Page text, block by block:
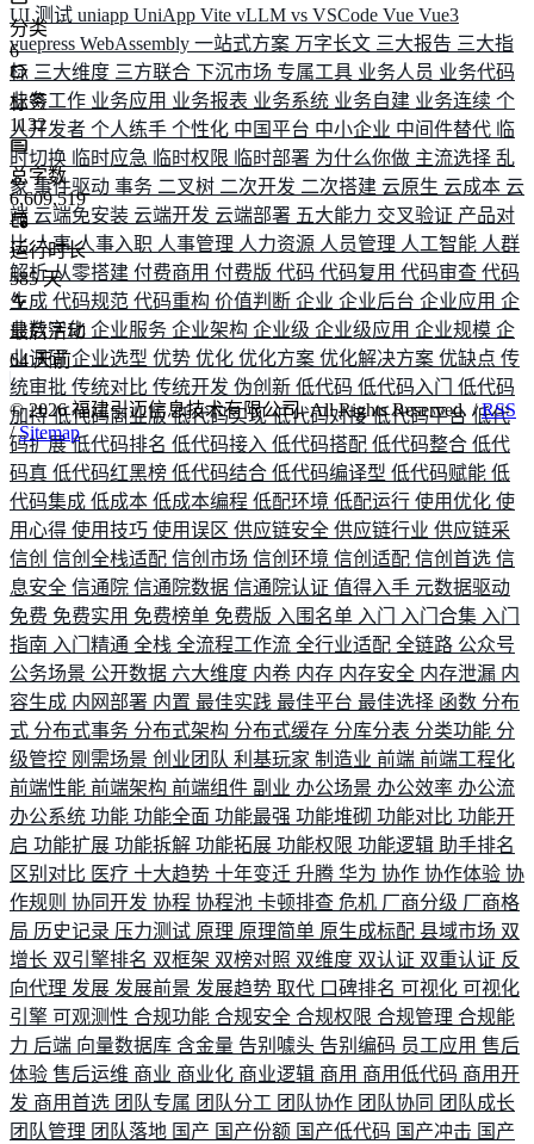
UI 测试 uniapp UniApp Vite vLLM vs VSCode Vue Vue3
vuepress WebAssembly 一站式方案 万字长文 三大报告 三大指
标 三大维度 三方联合 下沉市场 专属工具 业务人员 业务代码
业务工作 业务应用 业务报表 业务系统 业务自建 业务连续 个
人开发者 个人练手 个性化 中国平台 中小企业 中间件替代 临
时切换 临时应急 临时权限 临时部署 为什么你做 主流选择 乱
象 事件驱动 事务 二叉树 二次开发 二次搭建 云原生 云成本 云
端 云端免安装 云端开发 云端部署 五大能力 交叉验证 产品对
比人事人事入职 人事管理 人力资源 人员管理 人工智能 人群
解析从零搭建 付费商用 付费版 代码 代码复用 代码审查 代码
生成 代码规范 代码重构 价值判断 企业 企业后台 企业应用 企
业数字化 企业服务 企业架构 企业级 企业级应用 企业规模 企
业调研企业选型 优势 优化 优化方案 优化解决方案 优缺点 传
统审批 传统对比 传统开发 伪创新 低代码 低代码入门 低代码
加持低代码商业版低代码实现低代码对接低代码平台 低代
码扩展低代码排名 低代码接入 低代码搭配 低代码整合 低代
码真 低代码红黑榜 低代码结合 低代码编译型 低代码赋能 低
代码集成 低成本 低成本编程 低配环境 低配运行 使用优化 使
用心得 使用技巧 使用误区 供应链安全 供应链行业 供应链采
信创 信创全栈适配 信创市场 信创环境 信创适配 信创首选 信
息安全 信通院 信通院数据 信通院认证 值得入手 元数据驱动
免费 免费实用 免费榜单 免费版 入围名单 入门 入门合集 入门
指南 入门精通 全栈 全流程工作流 全行业适配 全链路 公众号
公务场景 公开数据 六大维度 内卷 内存 内存安全 内存泄漏 内
容生成 内网部署 内置 最佳实践 最佳平台 最佳选择 函数 分布
式 分布式事务 分布式架构 分布式缓存 分库分表 分类功能 分
级管控 刚需场景 创业团队 利基玩家 制造业 前端 前端工程化
前端性能 前端架构 前端组件 副业 办公场景 办公效率 办公流
办公系统 功能 功能全面 功能最强 功能堆砌 功能对比 功能开
启 功能扩展 功能拆解 功能拓展 功能权限 功能逻辑 助手排名
区别对比 医疗 十大趋势 十年变迁 升腾 华为 协作 协作体验 协
作规则 协同开发 协程 协程池 卡顿排查 危机 厂商分级 厂商格
局 历史记录 压力测试 原理 原理简单 原生成标配 县域市场 双
增长 双引擎排名 双框架 双榜对照 双维度 双认证 双重认证 反
向代理 发展 发展前景 发展趋势 取代 口碑排名 可视化 可视化
引擎 可观测性 合规功能 合规安全 合规权限 合规管理 合规能
力 后端 向量数据库 含金量 告别噱头 告别编码 员工应用 售后
体验 售后运维 商业 商业化 商业逻辑 商用 商用低代码 商用开
发 商用首选 团队专属 团队分工 团队协作 团队协同 团队成长
团队管理 团队落地 国产 国产份额 国产低代码 国产冲击 国产
分类
6
标签
1132
总字数
6,609,519
运行时长
585 天
最后活动
64 天前
©2026福建引迈信息技术有限公司. All Rights Reserved. /RSS
/Sitemap